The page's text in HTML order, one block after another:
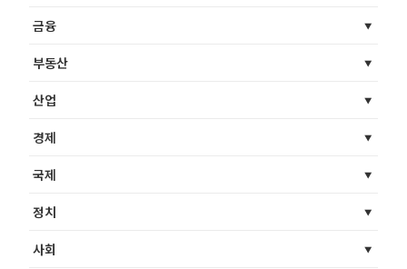
금융
부동산
산업
경제
국제
정치
사회